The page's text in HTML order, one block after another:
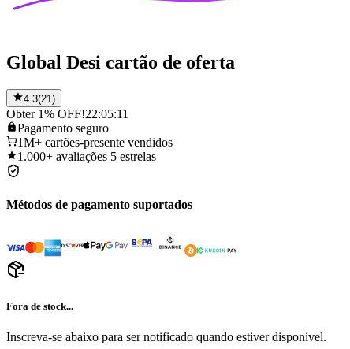
Global Desi cartão de oferta
4.3(21 )
Obter 1% OFF!22:05:11
Pagamento seguro
1M+ cartões-presente vendidos
1.000+ avaliações 5 estrelas
Métodos de pagamento suportados
Fora de stock...
Inscreva-se abaixo para ser notificado quando estiver disponível.